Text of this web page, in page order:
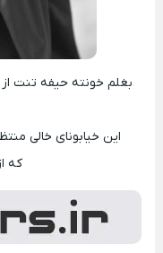
بغلم خونته حیفه تنت از
این خیابونای خالی
که